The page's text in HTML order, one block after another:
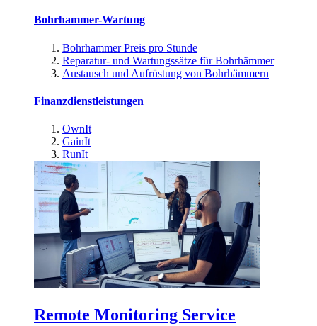
Bohrhammer-Wartung
Bohrhammer Preis pro Stunde
Reparatur- und Wartungssätze für Bohrhämmer
Austausch und Aufrüstung von Bohrhämmern
Finanzdienstleistungen
OwnIt
GainIt
RunIt
Remote Monitoring Service